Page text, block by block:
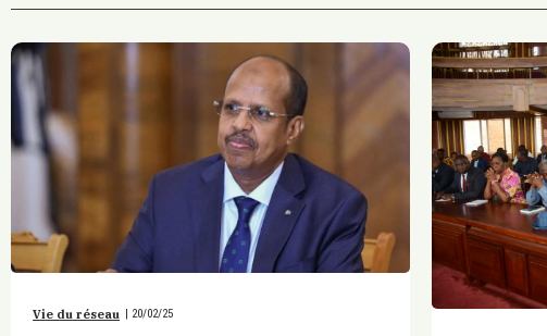
Vie du réseau | 20/02/25